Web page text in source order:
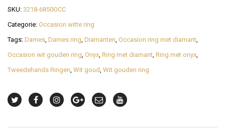
SKU: 3218-6850OCC
Categorie: Occasion witte ring
Tags: Dames Dames ring Diamanten Occasion ring met diamant
Occasion wit gouden ring Onyx Ring met diamant Ring met onyx
Tweedehands Ringen Wit goud Wit gouden ring